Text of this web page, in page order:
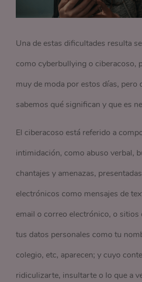
Una de estas dificultades resulta
como cyberbullying o ciberacoso,
muy de moda por estos días, pero
sabemos qué significan y que es
El ciberacoso está referido a
intimidación, como abuso verbal,
chantajes y amenazas,
electrónicos como mensajes de
email o correo electrónico, o sitios
tus datos personales como tu
colegio, etc, aparecen; y cuyo
ridiculizarte, insultarte o lo que a